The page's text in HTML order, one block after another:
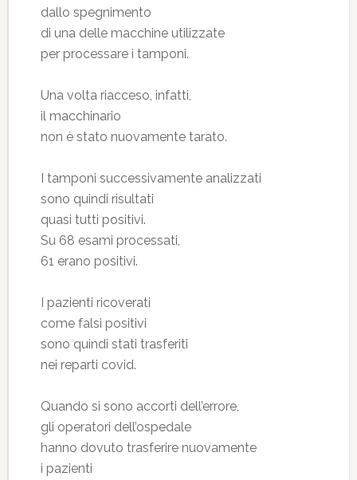
dallo spegnimento
di una delle macchine utilizzate
per processare i tamponi.
Una volta riacceso, infatti,
il macchinario
non è stato nuovamente tarato.
I tamponi successivamente analizzati
sono quindi risultati
quasi tutti positivi.
Su 68 esami processati,
61 erano positivi.
I pazienti ricoverati
come falsi positivi
sono quindi stati trasferiti
nei reparti covid.
Quando si sono accorti dell’errore,
gli operatori dell’ospedale
hanno dovuto trasferire nuovamente
i pazienti